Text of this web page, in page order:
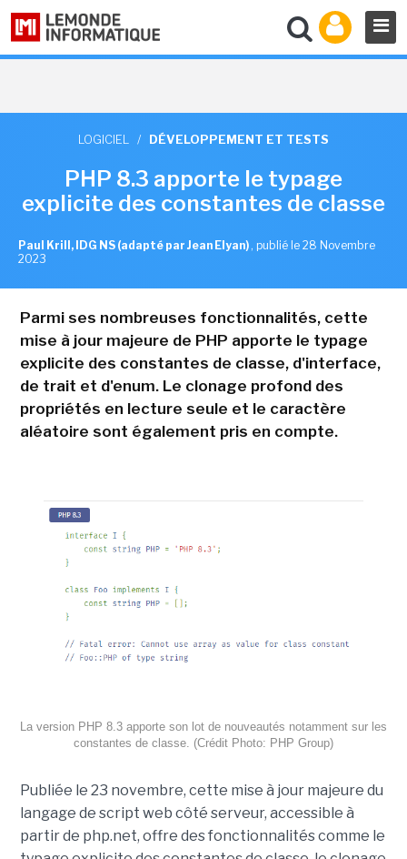
LOGICIEL / DÉVELOPPEMENT ET TESTS
PHP 8.3 apporte le typage
explicite des constantes de classe
Paul Krill, IDG NS (adapté par Jean Elyan) , publié le 28 Novembre
2023
Parmi ses nombreuses fonctionnalités, cette
mise à jour majeure de PHP apporte le typage
explicite des constantes de classe, d'interface,
de trait et d'enum. Le clonage profond des
propriétés en lecture seule et le caractère
aléatoire sont également pris en compte.
La version PHP 8.3 apporte son lot de nouveautés notamment sur les
constantes de classe. (Crédit Photo: PHP Group)
Publiée le 23 novembre, cette mise à jour majeure du
langage de script web côté serveur, accessible à
partir de php.net, offre des fonctionnalités comme le